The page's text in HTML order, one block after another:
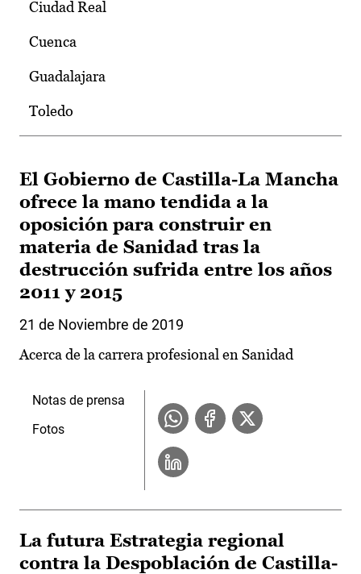
Ciudad Real
Cuenca
Guadalajara
Toledo
El Gobierno de Castilla-La Mancha
ofrece la mano tendida a la
oposición para construir en
materia de Sanidad tras la
destrucción sufrida entre los años
2011 y 2015
21 de Noviembre de 2019
Acerca de la carrera profesional en Sanidad
Notas de prensa
Fotos
La futura Estrategia regional
contra la Despoblación de Castilla-